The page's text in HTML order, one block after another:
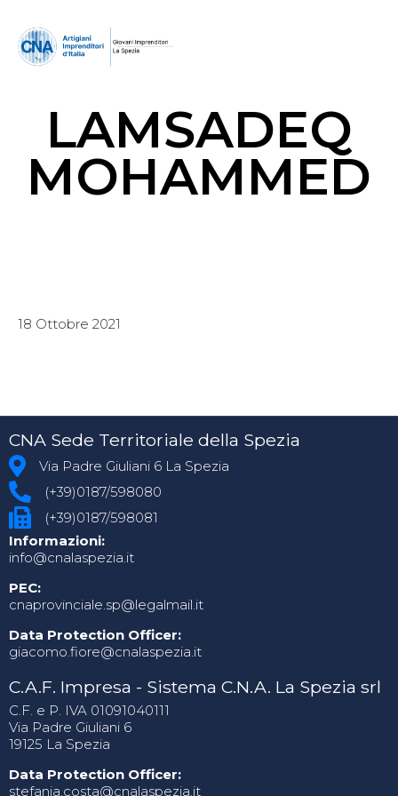
LAMSADEQ
MOHAMMED
18 Ottobre 2021
CNA Sede Territoriale della Spezia
Via Padre Giuliani 6 La Spezia
(+39)0187/598080
(+39)0187/598081
Informazioni:
info@cnalaspezia.it
PEC:
cnaprovinciale.sp@legalmail.it
Data Protection Officer:
giacomo.fiore@cnalaspezia.it
C.A.F. Impresa - Sistema C.N.A. La Spezia srl
C.F. e P. IVA 01091040111
Via Padre Giuliani 6
19125 La Spezia
Data Protection Officer:
stefania.costa@cnalaspezia.it